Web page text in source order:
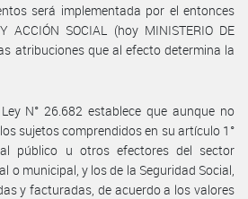
será implementada por el entonces
ACCIÓN SOCIAL (hoy MINISTERIO DE
atribuciones que al efecto determina la
N° 26.682 establece que aunque no
sujetos comprendidos en su artículo 1°
público u otros efectores del sector
o municipal, y los de la Seguridad Social,
y facturadas, de acuerdo a los valores